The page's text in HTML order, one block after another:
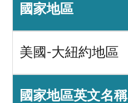
國家地區
美國-大紐約地區
國家地區英文名稱